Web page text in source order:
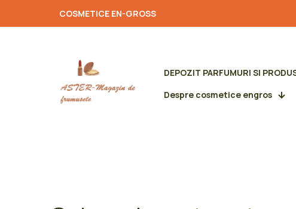
COSMETICE EN-GROSS
DEPOZIT PARFUMURI SI
Despre cosmetice engros